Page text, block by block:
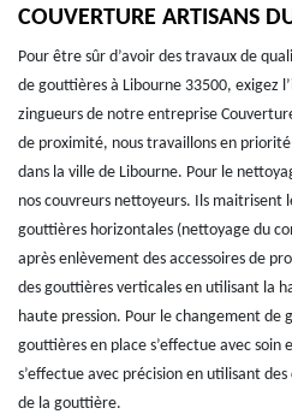
COUVERTURE ARTISANS
Pour être sûr d’avoir des travaux de
de gouttières à Libourne 33500, exigez
zingueurs de notre entreprise
de proximité, nous travaillons en
dans la ville de Libourne. Pour le
nos couvreurs nettoyeurs. Ils maitrisent
gouttières horizontales (nettoyage du
après enlèvement des accessoires de
des gouttières verticales en utilisant la
haute pression. Pour le changement de
gouttières en place s’effectue avec soin
s’effectue avec précision en utilisant
de la gouttière.